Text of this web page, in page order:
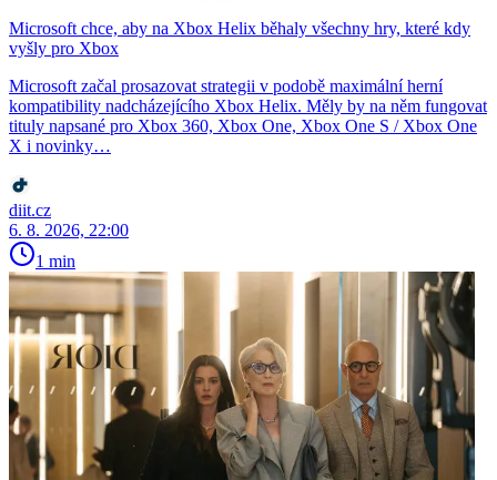
Microsoft chce, aby na Xbox Helix běhaly všechny hry, které kdy
vyšly pro Xbox
Microsoft začal prosazovat strategii v podobě maximální herní
kompatibility nadcházejícího Xbox Helix. Měly by na něm fungovat
tituly napsané pro Xbox 360, Xbox One, Xbox One S / Xbox One
X i novinky…
diit.cz
6. 8. 2026, 22:00
1 min